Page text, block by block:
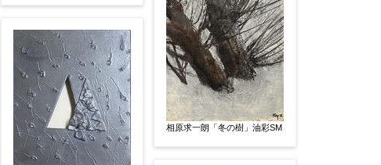
】
相原求一朗「冬の樹」油彩SM